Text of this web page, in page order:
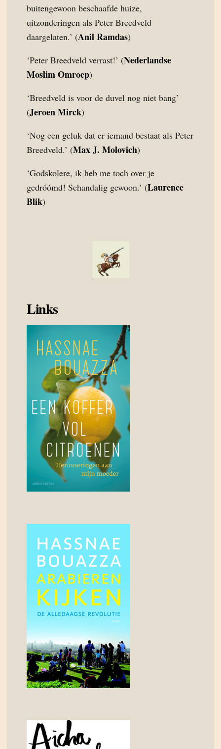
buitengewoon beschaafde huize,
uitzonderingen als Peter Breedveld
daargelaten.’ (Anil Ramdas)
‘Peter Breedveld verrast!’ (Nederlandse
Moslim Omroep)
‘Breedveld is voor de duvel nog niet bang’
(Jeroen Mirck)
‘Nog een geluk dat er iemand bestaat als Peter
Breedveld.’ (Max J. Molovich)
‘Godskolere, ik heb me toch over je
gedróómd! Schandalig gewoon.’ (Laurence
Blik)
Links